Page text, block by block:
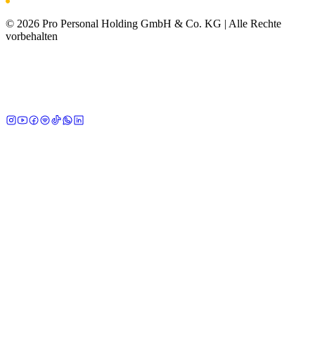
© 2026 Pro Personal Holding GmbH & Co. KG | Alle Rechte
vorbehalten